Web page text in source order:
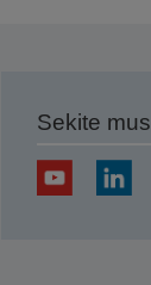
Sekite mus